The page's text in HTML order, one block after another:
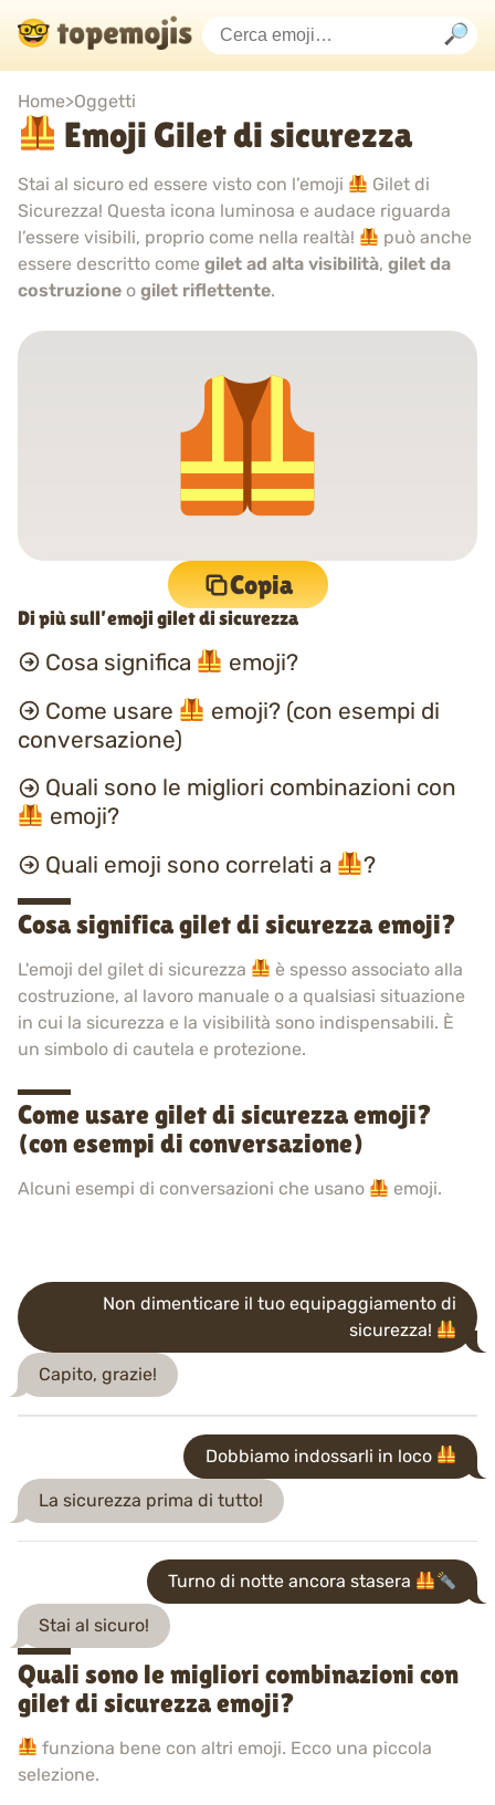
Home>Oggetti
Emoji Gilet di sicurezza
Stai al sicuro ed essere visto con l’emoji
Gilet di
Sicurezza! Questa icona luminosa e audace riguarda
l’essere visibili, proprio come nella realtà!
può anche
essere descritto come gilet ad alta visibilità, gilet da
costruzione o gilet riflettente.
Copia
Di più sull’emoji gilet di sicurezza
Cosa significa
emoji?
Come usare
emoji? (con esempi di
conversazione)
Quali sono le migliori combinazioni con
emoji?
Quali emoji sono correlati a
?
Cosa significa gilet di sicurezza emoji?
L'emoji del gilet di sicurezza
è spesso associato alla
costruzione, al lavoro manuale o a qualsiasi situazione
in cui la sicurezza e la visibilità sono indispensabili. È
un simbolo di cautela e protezione.
Come usare gilet di sicurezza emoji?
(con esempi di conversazione)
Alcuni esempi di conversazioni che usano emoji.
Non dimenticare il tuo equipaggiamento di
sicurezza!
Capito, grazie!
Dobbiamo indossarli in loco
La sicurezza prima di tutto!
Turno di notte ancora stasera
Stai al sicuro!
Quali sono le migliori combinazioni con
gilet di sicurezza emoji?
funziona bene con altri emoji. Ecco una piccola
selezione.